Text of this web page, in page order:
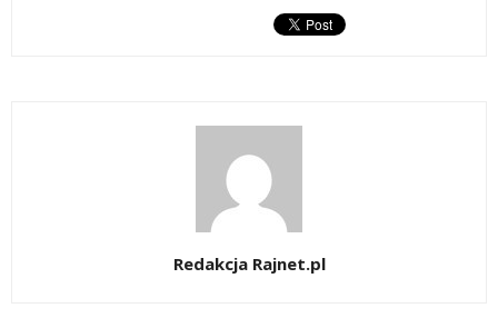
Redakcja Rajnet.pl